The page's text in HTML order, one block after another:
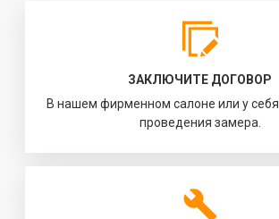
ЗАКЛЮЧИТЕ ДОГОВОР
В нашем фирменном салоне или у
проведения замера.